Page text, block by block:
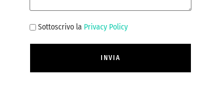
Consenso
Sottoscrivo la Privacy Policy